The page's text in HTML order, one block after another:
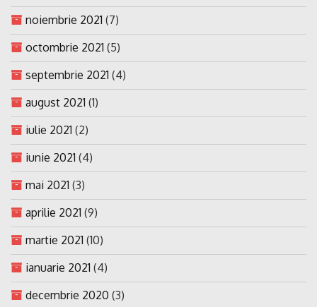
noiembrie 2021 (7)
octombrie 2021 (5)
septembrie 2021 (4)
august 2021 (1)
iulie 2021 (2)
iunie 2021 (4)
mai 2021 (3)
aprilie 2021 (9)
martie 2021 (10)
ianuarie 2021 (4)
decembrie 2020 (3)